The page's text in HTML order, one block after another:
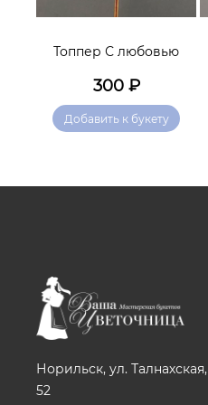
Топпер С любовью
300₽
Добавить к букету
Норильск, ул. Талнахская,
52